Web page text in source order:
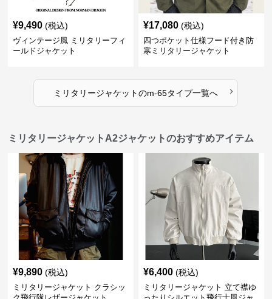
¥9,490 (税込)
ヴィンテージ風 ミリタリーフィ
ールドジャケット
¥17,080 (税込)
四つポケット仕様フード付き防
寒ミリタリージャケット
ミリタリージャケットのm-65タイプ一覧へ ›
ミリタリージャケットA2ジャケットのおすすめアイテム
¥9,890 (税込)
ミリタリージャケット クラシッ
¥6,400 (税込)
ミリタリージャケット 立て襟ゆ